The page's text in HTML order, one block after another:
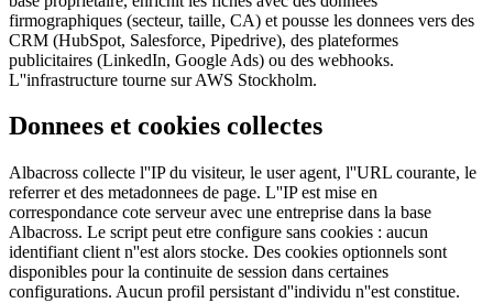
firmographiques (secteur, taille, CA) et pousse les donnees vers des
CRM (HubSpot, Salesforce, Pipedrive), des plateformes
publicitaires (LinkedIn, Google Ads) ou des webhooks.
L''infrastructure tourne sur AWS Stockholm.
Donnees et cookies collectes
Albacross collecte l''IP du visiteur, le user agent, l''URL courante, le
referrer et des metadonnees de page. L''IP est mise en
correspondance cote serveur avec une entreprise dans la base
Albacross. Le script peut etre configure sans cookies : aucun
identifiant client n''est alors stocke. Des cookies optionnels sont
disponibles pour la continuite de session dans certaines
configurations. Aucun profil persistant d''individu n''est constitue.